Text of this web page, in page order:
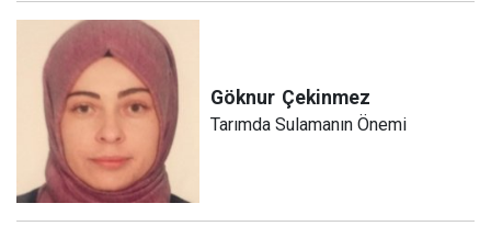
Göknur Çekinmez
Tarımda Sulamanın Önemi